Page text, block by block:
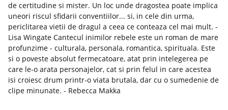
de certitudine si mister. Un loc unde dragostea poate implica
uneori riscul sfidarii conventiilor... si, in cele din urma,
periclitarea vietii de dragul a ceea ce conteaza cel mai mult. -
Lisa Wingate Cantecul inimilor rebele este un roman de mare
profunzime - culturala, personala, romantica, spirituala. Este
si o poveste absolut fermecatoare, atat prin intelegerea pe
care le-o arata personajelor, cat si prin felul in care acestea
isi croiesc drum printr-o viata brutala, dar cu o sumedenie de
clipe minunate. - Rebecca Makka